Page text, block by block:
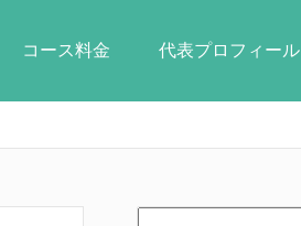
コース料金 代表プロフィール